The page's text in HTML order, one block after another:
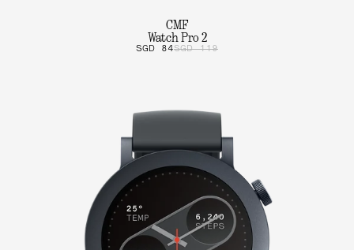
CMF
Watch Pro 2
SGD 84SGD 119